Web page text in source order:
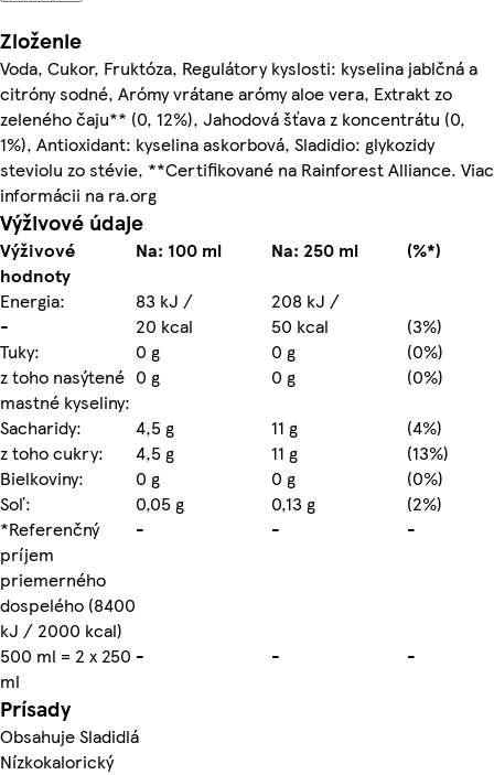
Zloženie
Voda, Cukor, Fruktóza, Regulátory kyslosti: kyselina jablčná a
citróny sodné, Arómy vrátane arómy aloe vera, Extrakt zo
zeleného čaju** (0, 12%), Jahodová šťava z koncentrátu (0,
1%), Antioxidant: kyselina askorbová, Sladidio: glykozidy
steviolu zo stévie, **Certifikované na Rainforest Alliance. Viac
informácii na ra.org
Výživové údaje
Výživové
hodnoty
Na: 100 ml Na: 250 ml
(%*)
Energia:
83 kJ /
208 kJ /
-
20 kcal 50 kcal
(3%)
Tuky:
0 g 0 g
(0%)
z toho nasýtené
mastné kyseliny:
0 g 0 g
(0%)
Sacharidy:
4,5 g 11 g
(4%)
z toho cukry:
4,5 g 11 g
(13%)
Bielkoviny:
0 g 0 g
(0%)
Soľ:
0,05 g 0,13 g
(2%)
*Referenčný
príjem
priemerného
dospelého (8400
kJ / 2000 kcal)
- - -
500 ml = 2 x 250
ml
- - -
Prísady
Obsahuje Sladidlá
Nízkokalorický